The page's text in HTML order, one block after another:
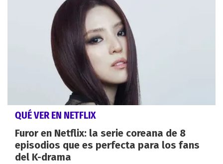
QUÉ VER EN NETFLIX
Furor en Netflix: la serie coreana de 8
episodios que es perfecta para los fans
del K-drama